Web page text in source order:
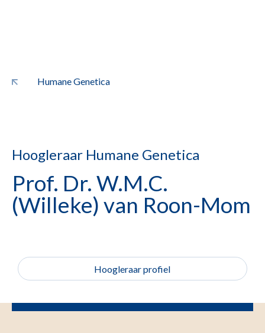
Humane Genetica
Hoogleraar Humane Genetica
Prof. Dr. W.M.C.
(Willeke) van Roon-Mom
Hoogleraar profiel